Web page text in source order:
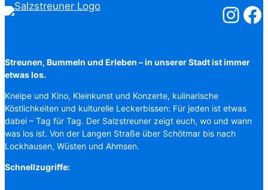
Streunen, Bummeln und Erleben – in unserer Stadt ist immer
etwas los.
Kneipe und Kino, Kleinkunst und Konzerte, kulinarische
Köstlichkeiten und kulturelle Leckerbissen: Für jeden ist etwas
dabei – Tag für Tag. Der Salzstreuner zeigt euch, wo und wann
was los ist. Von der Langen Straße über Schötmar bis nach
Lockhausen, Wüsten und Ahmsen.
Schnellzugriffe: